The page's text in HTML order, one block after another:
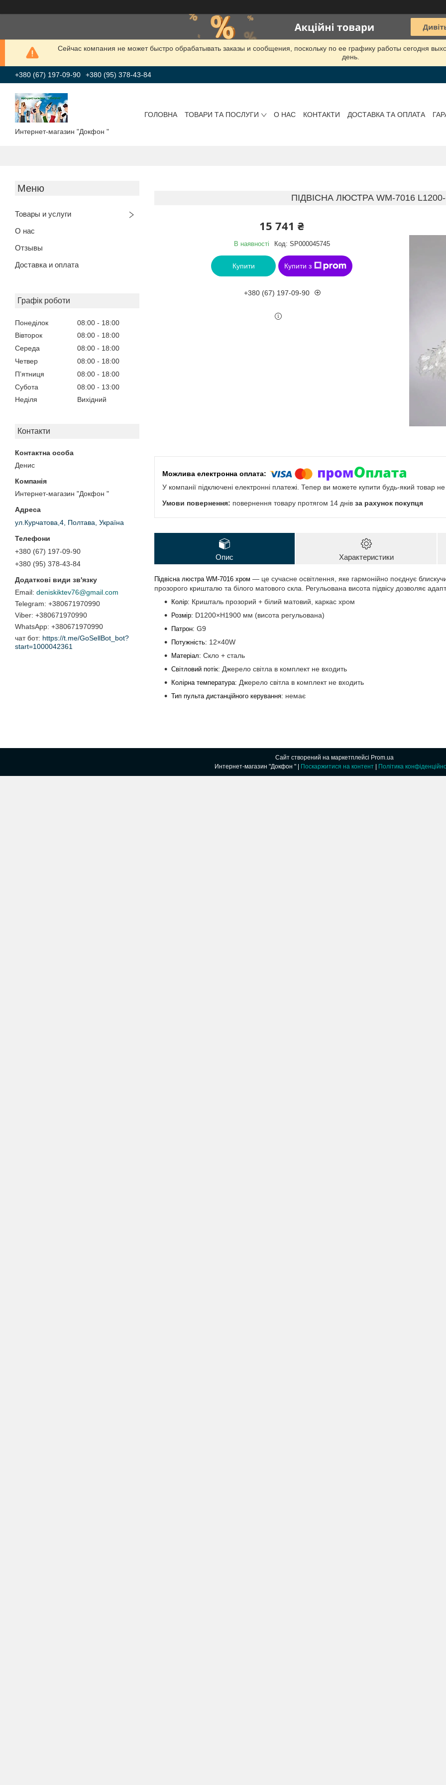
Сейчас компания не может быстро обрабатывать заказы и сообщения, поскольку по ее графику работы сегодня
день.
+380 (67) 197-09-90 +380 (95) 378-43-84
Интернет-магазин "Докфон "
ГОЛОВНА ТОВАРИ ТА ПОСЛУГИ О НАС КОНТАКТИ ДОСТАВКА ТА ОПЛАТА
Товары и услуги
О нас
Отзывы
Доставка и оплата
Графік роботи
Понеділок 08:00
18:00
Вівторок
08:00
18:00
Середа
08:00
18:00
Четвер
08:00
18:00
Пʼятниця
08:00
18:00
Субота
08:00
13:00
Неділя
Вихідний
Контакти
Денис
Интернет-магазин "Докфон "
ул.Курчатова,4, Полтава, Україна
+380 (67) 197-09-90
+380 (95) 378-43-84
deniskiktev76@gmail.com
+380671970990
+380671970990
+380671970990
чат бот https://t.me/GoSellBot_bot?
start=1000042361
ПІДВІСНА ЛЮСТРА WM-7016
15 741 ₴
В наявності Код: SP000045745
Купити Купити з
+380 (67) 197-09-90
У компанії підключені електронні платежі. Тепер ви можете купити будь-який товар
повернення товару протягом 14 днів за рахунок покупця
Опис Характеристики
Підвісна люстра WM-7016 хром — це сучасне освітлення, яке гармонійно поєднує
прозорого кришталю та білого матового скла. Регульована висота підвісу дозволяє
Колір: Кришталь прозорий + білий матовий, каркас хром
Розмір: D1200×H1900 мм (висота регульована)
Патрон: G9
Потужність: 12×40W
Матеріал: Скло + сталь
Світловий потік: Джерело світла в комплект не входить
Колірна температура: Джерело світла в комплект не входить
Тип пульта дистанційного керування: немає
Сайт створений на маркетплейсі Prom.ua
Поскаржитися на контент Політика